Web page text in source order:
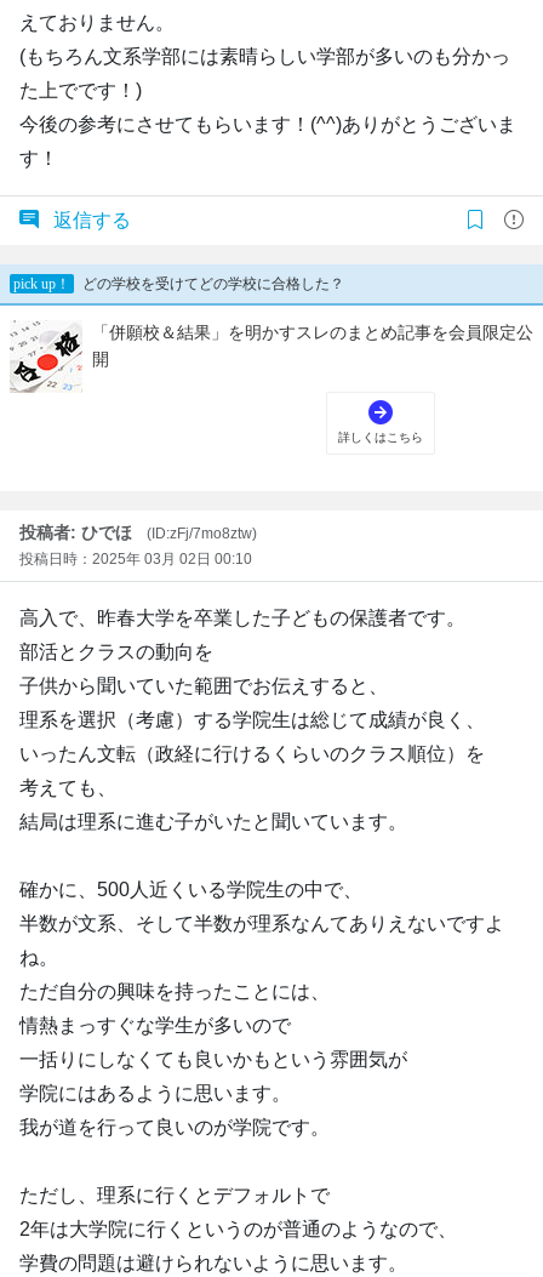
えておりません。
(もちろん文系学部には素晴らしい学部が多いのも分かっ
た上でです！)
今後の参考にさせてもらいます！(^^)ありがとうございま
す！
返信する
投稿者: ひでほ
(ID:zFj/7mo8ztw)
投稿日時：2025年 03月 02日 00:10
高入で、昨春大学を卒業した子どもの保護者です。
部活とクラスの動向を
子供から聞いていた範囲でお伝えすると、
理系を選択（考慮）する学院生は総じて成績が良く、
いったん文転（政経に行けるくらいのクラス順位）を
考えても、
結局は理系に進む子がいたと聞いています。
確かに、500人近くいる学院生の中で、
半数が文系、そして半数が理系なんてありえないですよ
ね。
ただ自分の興味を持ったことには、
情熱まっすぐな学生が多いので
一括りにしなくても良いかもという雰囲気が
学院にはあるように思います。
我が道を行って良いのが学院です。
ただし、理系に行くとデフォルトで
2年は大学院に行くというのが普通のようなので、
学費の問題は避けられないように思います。